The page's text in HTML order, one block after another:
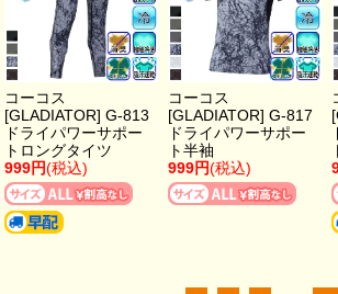
コーコス
[GLADIATOR] G-813
ドライパワーサポー
トロングタイツ
999円(税込)
コーコス
[GLADIATOR] G-817
ドライパワーサポー
ト半袖
999円(税込)